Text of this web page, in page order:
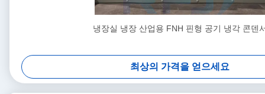
냉장실 냉장 산업용 FNH 핀형 공기 냉각 콘덴
최상의 가격을 얻으세요